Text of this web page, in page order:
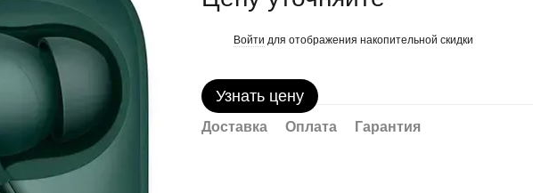
Войти для отображения накопительной скидки
Узнать цену
Доставка Оплата Гарантия